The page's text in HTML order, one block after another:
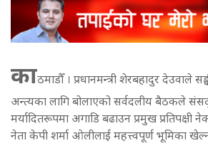
काठमाडौँ । प्रधानमन्त्री शेरबहादुर देउवाले
अन्त्यका लागि बोलाएको सर्वदलीय बैठकले
मर्यादितरूपमा अगाडि बढाउन प्रमुख प्रतिपक्षी
नेता केपी शर्मा ओलीलाई महत्त्वपूर्ण भूमिका